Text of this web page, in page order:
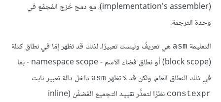
(implementation's assembler)، مع دمج خَرْج المُجمِّع في
وحدة الترجمة.
التعليمة ‎asm‎ هي تعريفٌ وليست تعبيرًا، لذلك قد تظهر إمّا في نطاق كتلة
(block scope) أو نطاق فضاء الاسم - namespace scope - بما
في ذلك النطاق العام، ولكن قد لا تظهر ‎asm‎ داخل دالة تعبير ثابت
‎constexpr‎
نظرًا لتعذُّر تقييد التجميع المُضمّّن (inline